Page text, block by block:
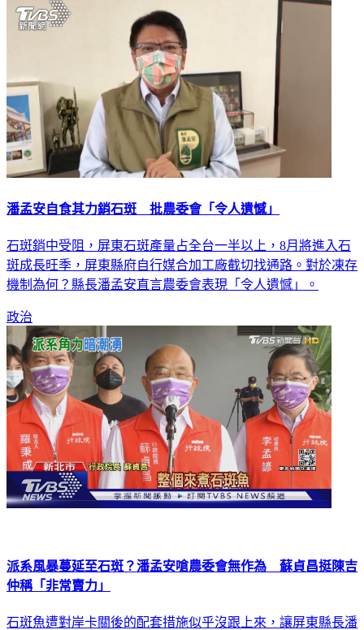
潘孟安自食其力銷石斑 批農委會「令人遺憾」
石斑銷中受阻，屏東石斑產量占全台一半以上，8月將進入石
斑成長旺季，屏東縣府自行媒合加工廠截切找通路。對於凍存
機制為何？縣長潘孟安直言農委會表現「令人遺憾」。
政治
派系風暴蔓延至石斑？潘孟安嗆農委會無作為 蘇貞昌挺陳吉
仲稱「非常賣力」
石斑魚遭對岸卡關後的配套措施似乎沒跟上來，讓屏東縣長潘